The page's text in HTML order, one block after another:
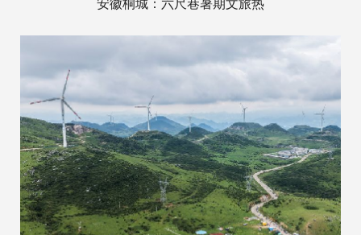
安徽桐城：六尺巷暑期文旅热